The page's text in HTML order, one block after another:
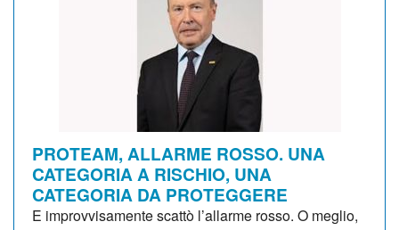
PROTEAM, ALLARME ROSSO. UNA
CATEGORIA A RISCHIO, UNA
CATEGORIA DA PROTEGGERE
E improvvisamente scattò l’allarme rosso. O meglio,